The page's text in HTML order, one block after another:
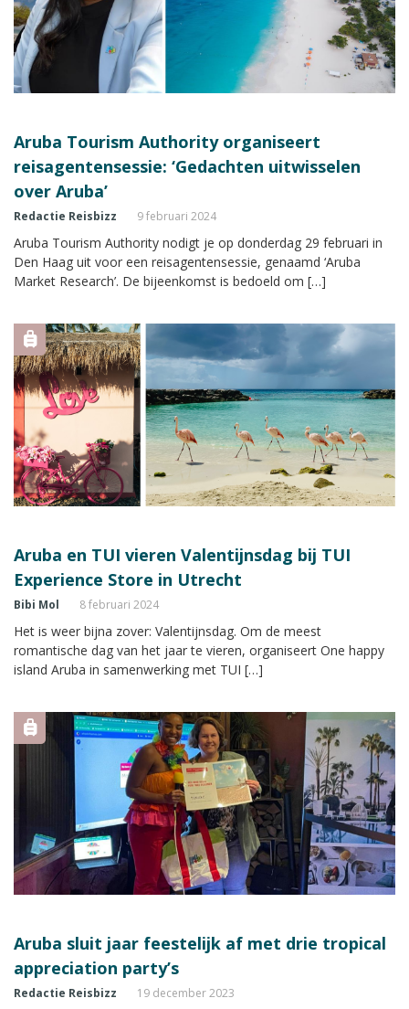
Aruba Tourism Authority organiseert
reisagentensessie: ‘Gedachten uitwisselen
over Aruba’
Redactie Reisbizz 9 februari 2024
Aruba Tourism Authority nodigt je op donderdag 29 februari in
Den Haag uit voor een reisagentensessie, genaamd ‘Aruba
Market Research’. De bijeenkomst is bedoeld om […]
Aruba en TUI vieren Valentijnsdag bij TUI
Experience Store in Utrecht
Bibi Mol 8 februari 2024
Het is weer bijna zover: Valentijnsdag. Om de meest
romantische dag van het jaar te vieren, organiseert One happy
island Aruba in samenwerking met TUI […]
Aruba sluit jaar feestelijk af met drie tropical
appreciation party’s
Redactie Reisbizz 19 december 2023